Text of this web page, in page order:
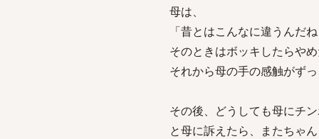
母は、
「昔とはこんなに違うんだ
そのときはボッキしたらや
それから母の手の感触がず
その後、どうしても母にチ
と母に訴えたら、またちゃ